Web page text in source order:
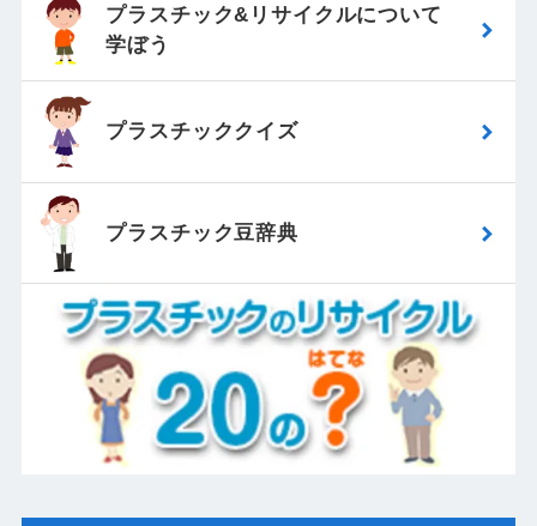
プラスチック&リサイクルについて
学ぼう
プラスチッククイズ
プラスチック豆辞典